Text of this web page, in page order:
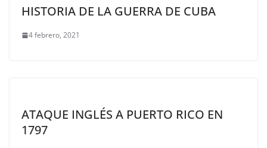
HISTORIA DE LA GUERRA DE CUBA
4 febrero, 2021
ATAQUE INGLÉS A PUERTO RICO EN
1797